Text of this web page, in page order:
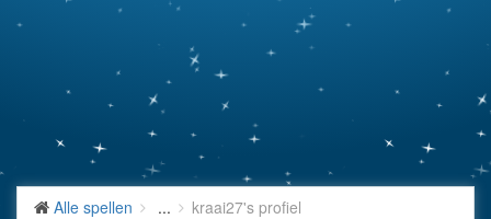
Alle spellen ... kraai27's profiel